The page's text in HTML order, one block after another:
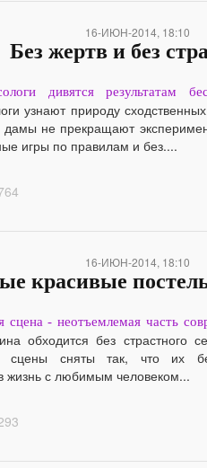
16-ИЮН-2014, 18:10
Без жертв и без
дивятся результатам
узнают природу
не прекращают
игры по правилам и без....
16-ИЮН-2014, 18:10
красивые
сцена - неотъемлемая часть
обходится без страстного
сцены сняты так, что их
жизнь с любимым человеком...